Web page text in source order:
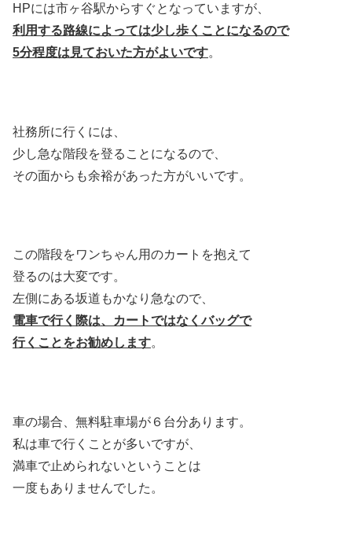
HPには市ヶ谷駅からすぐとなっていますが、
利用する路線によっては少し歩くことになるので
5分程度は見ておいた方がよいです。
社務所に行くには、
少し急な階段を登ることになるので、
その面からも余裕があった方がいいです。
この階段をワンちゃん用のカートを抱えて
登るのは大変です。
左側にある坂道もかなり急なので、
電車で行く際は、カートではなくバッグで
行くことをお勧めします。
車の場合、無料駐車場が６台分あります。
私は車で行くことが多いですが、
満車で止められないということは
一度もありませんでした。